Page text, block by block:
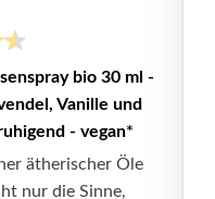
bio 30 ml -
Vanille und
- vegan*
ätherischer Öle
nur die Sinne,